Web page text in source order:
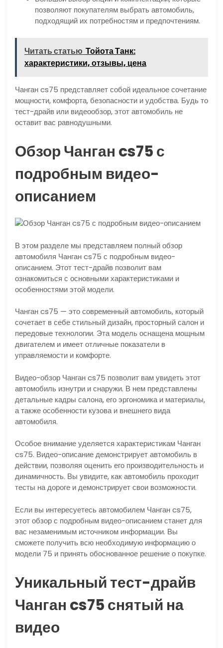
позволяют покупателям выбрать автомобиль,
подходящий их потребностям и предпочтениям.
Читать статью Тойота Танк:
характеристики, отзывы, цена
Чанган cs75 представляет собой идеальное сочетание
мощности, комфорта, безопасности и удобства. Будь то
тест-драйв или видеообзор, этот автомобиль не
оставит вас равнодушными.
Обзор Чанган cs75 с
подробным видео-
описанием
В этом разделе мы представляем полный обзор
автомобиля Чанган cs75 с подробным видео-
описанием. Этот тест-драйв позволит вам
ознакомиться с основными характеристиками и
особенностями этой модели.
Чанган cs75 — это современный автомобиль, который
сочетает в себе стильный дизайн, просторный салон и
передовые технологии. Эта модель оснащена мощным
двигателем и имеет отличные показатели в
управляемости и комфорте.
Видео-обзор Чанган cs75 позволит вам увидеть этот
автомобиль изнутри и снаружи. В нем представлены
детальные кадры салона, его эргономика и материалы,
а также особенности кузова и внешнего вида
автомобиля.
Особое внимание уделяется характеристикам Чанган
cs75. Видео-описание демонстрирует автомобиль в
действии, позволяя оценить его производительность и
динамичность. Вы увидите, как автомобиль проходит
тесты на дороге и демонстрирует свои возможности.
Если вы интересуетесь автомобилем Чанган cs75,
этот обзор с подробным видео-описанием станет для
вас незаменимым источником информации. Вы
сможете получить всю необходимую информацию о
модели 75 и принять обоснованное решение о покупке.
Уникальный тест-драйв
Чанган cs75 снятый на
видео